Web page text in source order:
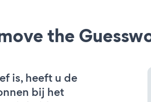
the
is, heeft u de
bij het